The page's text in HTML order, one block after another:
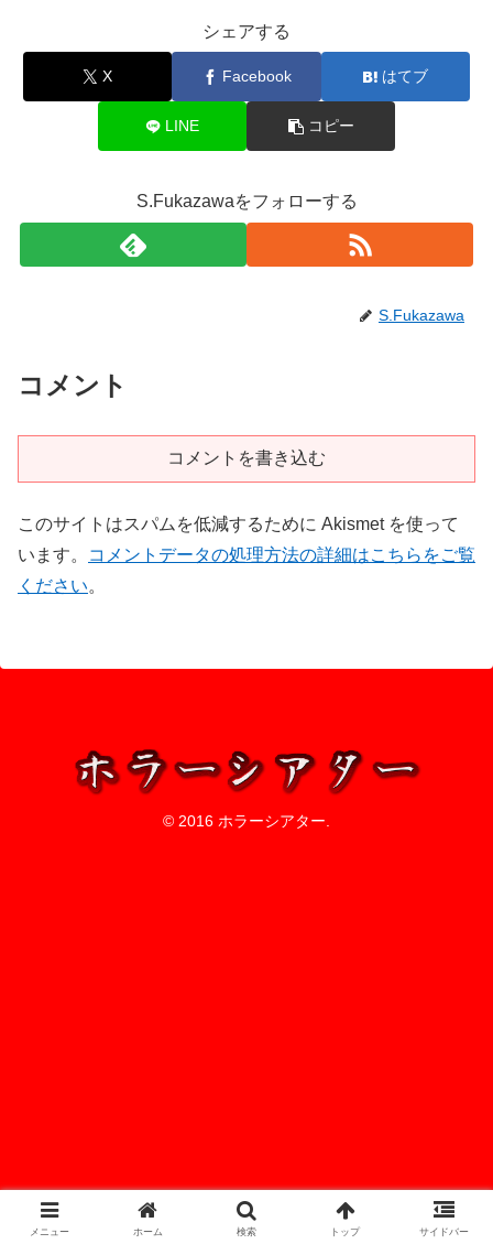
シェアする
X Facebook はてブ
LINE コピー
S.Fukazawaをフォローする
S.Fukazawa
コメント
コメントを書き込む
このサイトはスパムを低減するために Akismet を使って
います。
コメントデータの処理方法の詳細はこちらをご覧
ください。
© 2016 ホラーシアター.
メニュー ホーム 検索 トップ サイドバー